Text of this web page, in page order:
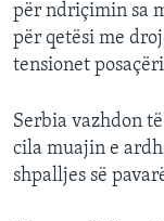
për ndriçimin sa
për qetësi me
tensionet
Serbia vazhdon
cila muajin e
shpalljes së